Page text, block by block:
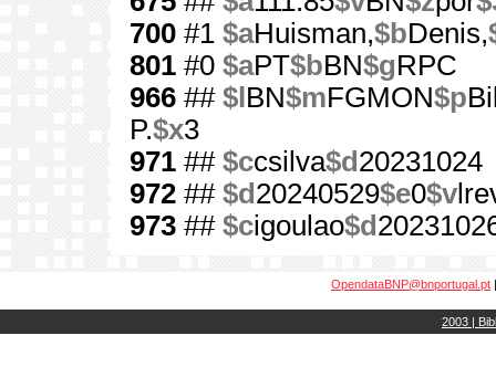
700 #1 $aHuisman,$bDenis,
801 #0 $aPT$bBN$gRPC
966 ## $l BN$mFGMON$p
P.$x3
971 ## $ccsilva$d 20231024
972 ## $d 20240529$e0$v
973 ## $cigoulao$d
OpendataBNP@bnportugal.pt
2003 |